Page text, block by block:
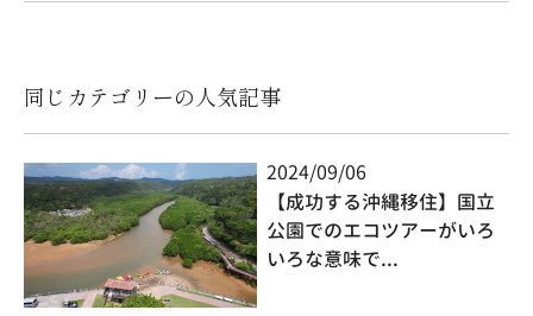
同じカテゴリーの人気記事
2024/09/06
【成功する沖縄移住】国立
公園でのエコツアーがいろ
いろな意味で...